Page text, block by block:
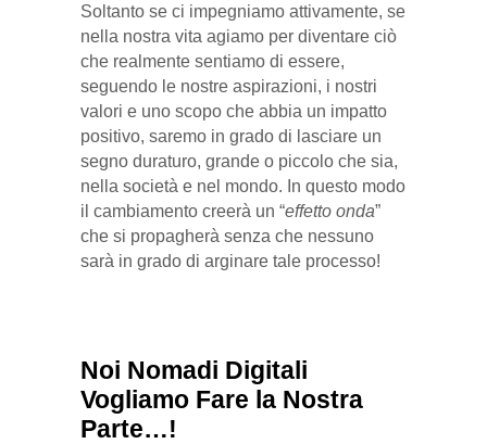
Soltanto se ci impegniamo attivamente, se
nella nostra vita agiamo per diventare ciò
che realmente sentiamo di essere,
seguendo le nostre aspirazioni, i nostri
valori e uno scopo che abbia un impatto
positivo, saremo in grado di lasciare un
segno duraturo, grande o piccolo che sia,
nella società e nel mondo. In questo modo
il cambiamento creerà un “effetto onda”
che si propagherà senza che nessuno
sarà in grado di arginare tale processo!
Noi Nomadi Digitali
Vogliamo Fare la Nostra
Parte…!